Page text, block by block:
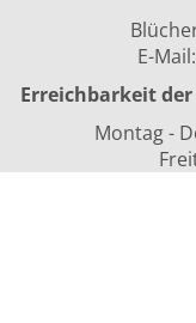
E-Mail:
Erreichbarkeit
Montag -